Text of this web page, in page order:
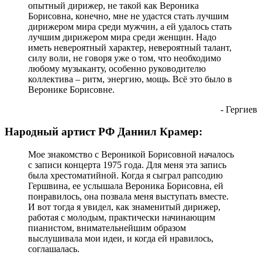
опытный дирижер, не такой как Вероника
Борисовна, конечно, мне не удастся стать лучшим
дирижером мира среди мужчин, а ей удалось стать
лучшим дирижером мира среди женщин. Надо
иметь невероятный характер, невероятный талант,
силу воли, не говоря уже о том, что необходимо
любому музыканту, особенно руководителю
коллектива – ритм, энергию, мощь. Всё это было в
Веронике Борисовне.
- Гергиев
Народный артист РФ Даниил Крамер:
Мое знакомство с Вероникой Борисовной началось
с записи концерта 1975 года. Для меня эта запись
была хрестоматийной. Когда я сыграл рапсодию
Гершвина, ее услышала Вероника Борисовна, ей
понравилось, она позвала меня выступать вместе.
И вот тогда я увидел, как знаменитый дирижер,
работая с молодым, практически начинающим
пианистом, внимательнейшим образом
выслушивала мои идеи, и когда ей нравилось,
соглашалась.